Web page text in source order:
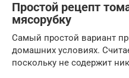
Простой рецепт
мясорубку
Самый простой вариант
домашних условиях.
поскольку не содержит